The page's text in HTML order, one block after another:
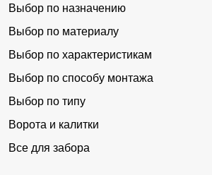
Выбор по назначению
Выбор по материалу
Выбор по характеристикам
Выбор по способу монтажа
Выбор по типу
Ворота и калитки
Все для забора